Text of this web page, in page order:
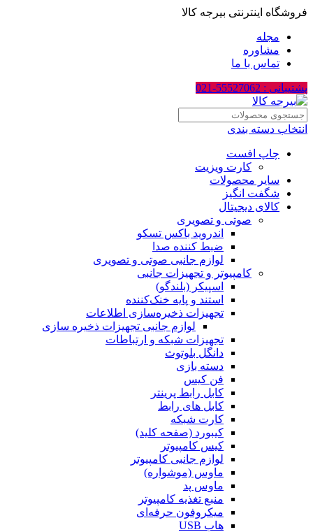
فروشگاه اینترنتی بیرجه کالا
مجله
مشاوره
تماس با ما
پشتیبانی : 55527062-021
انتخاب دسته بندی
چاپ افست
کارت ویزیت
سایر محصولات
شگفت انگیز
کالای دیجیتال
صوتی و تصویری
اندروید باکس تسکو
ضبط کننده صدا
لوازم جانبی صوتی و تصویری
کامپیوتر و تجهیزات جانبی
اسپیکر (بلندگو)
استند و پایه خنک‌کننده
تجهیزات ذخیره‌سازی اطلاعات
لوازم جانبی تجهیزات ذخیره سازی
تجهیزات شبکه و ارتباطات
دانگل بلوتوث
دسته بازی
فن کیس
کابل رابط پرینتر
کابل های رابط
کارت شبکه
کیبورد (صفحه کلید)
کیس کامپیوتر
لوازم جانبی کامپیوتر
ماوس (موشواره)
ماوس پد
منبع تغذیه کامپیوتر
میکروفون حرفه‌ای
هاب USB